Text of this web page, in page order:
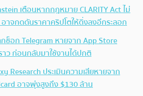
เตือนหากกฎหมาย CLARITY Act ไม่
าจกดดันราคาคริปโตให้ดิ่งลงอีกระลอก
ช็อก Telegram หายจาก App Store
าว ก่อนกลับมาใช้งานได้ปกติ
Research ประเมินความเสียหายจาก
อาจพุ่งสูงถึง $130 ล้าน